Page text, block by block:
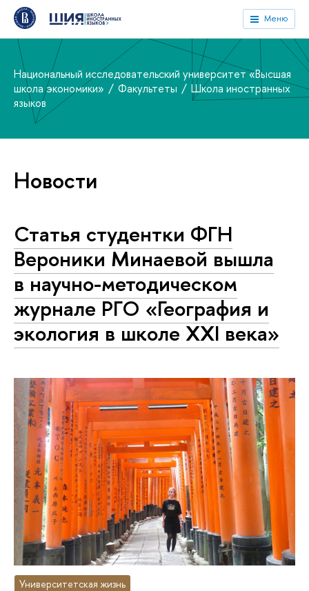
Меню
Национальный исследовательский университет «Высшая
школа экономики»
Факультеты
Школа иностранных
языков
Новости
Статья студентки ФГН
Вероники Минаевой вышла
в научно-методическом
журнале РГО «География и
экология в школе XXI века»
Университетская жизнь